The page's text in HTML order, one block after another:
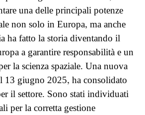
una delle principali potenze
non solo in Europa, ma anche
ha fatto la storia diventando il
a garantire responsabilità e un
la scienza spaziale. Una nuova
13 giugno 2025, ha consolidato
il settore. Sono stati individuati
per la corretta gestione